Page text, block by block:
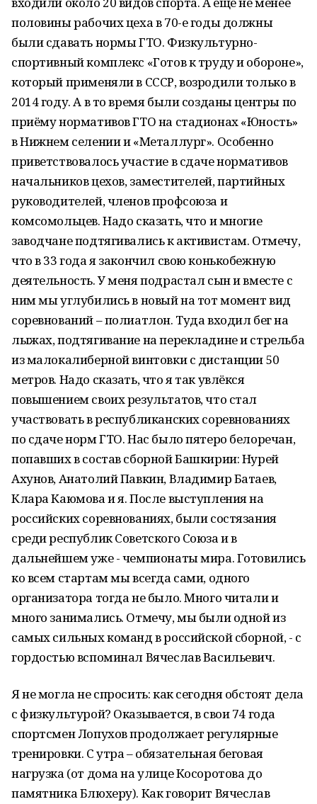
половины рабочих цеха в 70-е годы должны
были сдавать нормы ГТО. Физкультурно-
спортивный комплекс «Готов к труду и обороне»,
который применяли в СССР, возродили только в
2014 году. А в то время были созданы центры по
приёму нормативов ГТО на стадионах «Юность»
в Нижнем селении и «Металлург». Особенно
приветствовалось участие в сдаче нормативов
начальников цехов, заместителей, партийных
руководителей, членов профсоюза и
комсомольцев. Надо сказать, что и многие
заводчане подтягивались к активистам. Отмечу,
что в 33 года я закончил свою конькобежную
деятельность. У меня подрастал сын и вместе с
ним мы углубились в новый на тот момент вид
соревнований – полиатлон. Туда входил бег на
лыжах, подтягивание на перекладине и стрельба
из малокалиберной винтовки с дистанции 50
метров. Надо сказать, что я так увлёкся
повышением своих результатов, что стал
участвовать в республиканских соревнованиях
по сдаче норм ГТО. Нас было пятеро белоречан,
попавших в состав сборной Башкирии: Нурей
Ахунов, Анатолий Павкин, Владимир Батаев,
Клара Каюмова и я. После выступления на
российских соревнованиях, были состязания
среди республик Советского Союза и в
дальнейшем уже - чемпионаты мира. Готовились
ко всем стартам мы всегда сами, одного
организатора тогда не было. Много читали и
много занимались. Отмечу, мы были одной из
самых сильных команд в российской сборной, - с
гордостью вспоминал Вячеслав Васильевич.
Я не могла не спросить: как сегодня обстоят дела
с физкультурой? Оказывается, в свои 74 года
спортсмен Лопухов продолжает регулярные
тренировки. С утра – обязательная беговая
нагрузка (от дома на улице Косоротова до
памятника Блюхеру). Как говорит Вячеслав